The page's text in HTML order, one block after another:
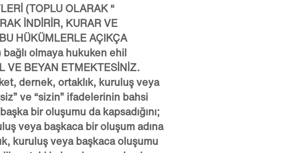
(TOPLU OLARAK “
İNDİRİR, KURAR VE
HÜKÜMLERLE AÇIKÇA
bağlı olmaya hukuken ehil
BEYAN ETMEKTESİNİZ.
dernek, ortaklık, kuruluş veya
siz” ve “sizin” ifadelerinin bahsi
bir oluşumu da kapsadığını;
veya başkaca bir oluşum adına
kuruluş veya başkaca oluşumu